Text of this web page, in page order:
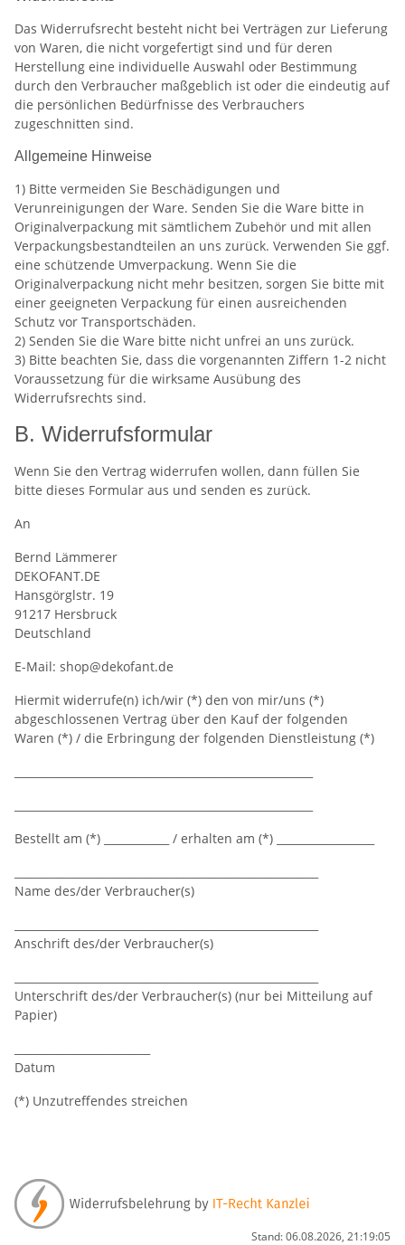
Das Widerrufsrecht besteht nicht bei Verträgen zur Lieferung
von Waren, die nicht vorgefertigt sind und für deren
Herstellung eine individuelle Auswahl oder Bestimmung
durch den Verbraucher maßgeblich ist oder die eindeutig auf
die persönlichen Bedürfnisse des Verbrauchers
zugeschnitten sind.
Allgemeine Hinweise
1) Bitte vermeiden Sie Beschädigungen und
Verunreinigungen der Ware. Senden Sie die Ware bitte in
Originalverpackung mit sämtlichem Zubehör und mit allen
Verpackungsbestandteilen an uns zurück. Verwenden Sie ggf.
eine schützende Umverpackung. Wenn Sie die
Originalverpackung nicht mehr besitzen, sorgen Sie bitte mit
einer geeigneten Verpackung für einen ausreichenden
Schutz vor Transportschäden.
2) Senden Sie die Ware bitte nicht unfrei an uns zurück.
3) Bitte beachten Sie, dass die vorgenannten Ziffern 1-2 nicht
Voraussetzung für die wirksame Ausübung des
Widerrufsrechts sind.
B. Widerrufsformular
Wenn Sie den Vertrag widerrufen wollen, dann füllen Sie
bitte dieses Formular aus und senden es zurück.
An
Bernd Lämmerer
DEKOFANT.DE
Hansgörglstr. 19
91217 Hersbruck
Deutschland
E-Mail: shop@dekofant.de
Hiermit widerrufe(n) ich/wir (*) den von mir/uns (*)
abgeschlossenen Vertrag über den Kauf der folgenden
Waren (*) / die Erbringung der folgenden Dienstleistung (*)
Bestellt am (*) ____________ / erhalten am (*) __________________
Name des/der Verbraucher(s)
Anschrift des/der Verbraucher(s)
Unterschrift des/der Verbraucher(s) (nur bei Mitteilung auf
Papier)
Datum
(*) Unzutreffendes streichen
Stand: 06.08.2026, 21:19:05